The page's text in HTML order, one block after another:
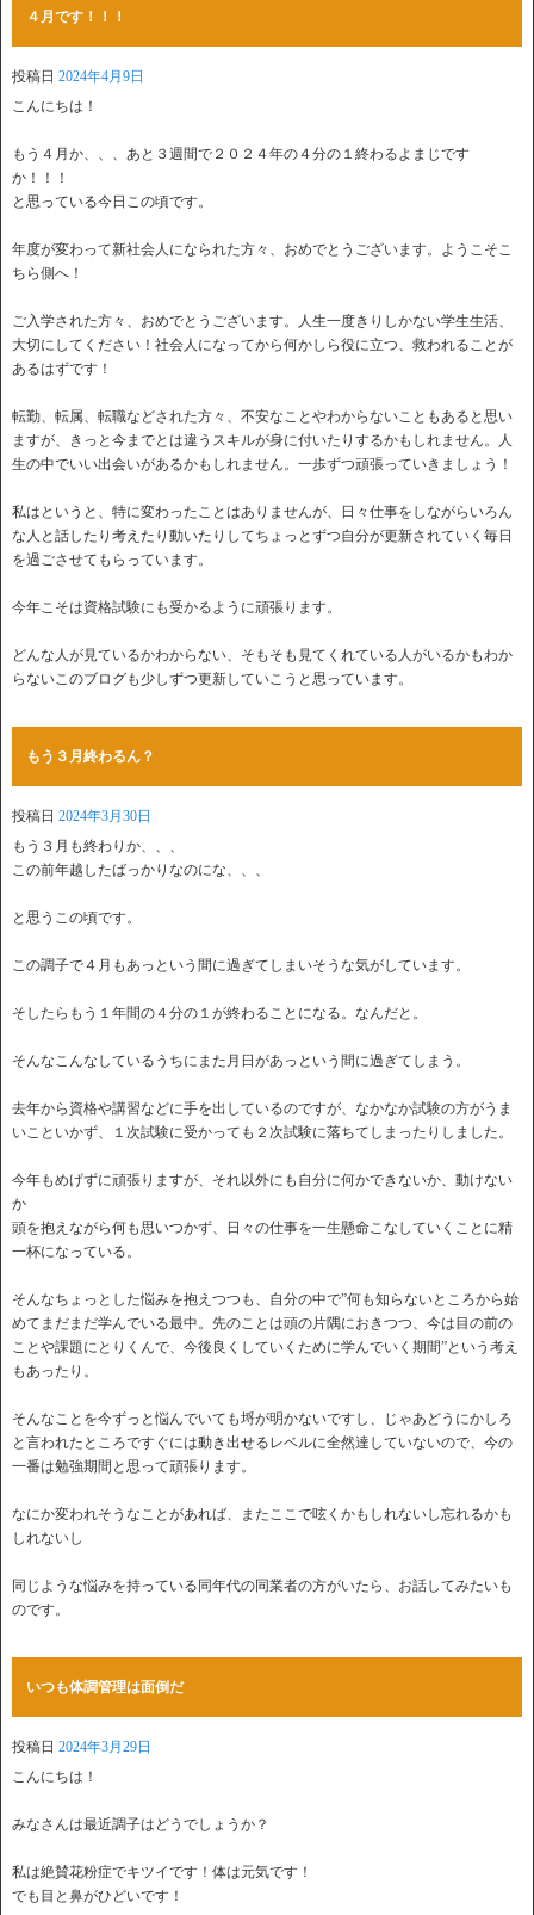
４月です！！！
投稿日 2024年4月9日
こんにちは！
もう４月か、、、あと３週間で２０２４年の４分の１終わるよまじです
か！！！
と思っている今日この頃です。
年度が変わって新社会人になられた方々、おめでとうございます。ようこそこ
ちら側へ！
ご入学された方々、おめでとうございます。人生一度きりしかない学生生活、
大切にしてください！社会人になってから何かしら役に立つ、救われることが
あるはずです！
転勤、転属、転職などされた方々、不安なことやわからないこともあると思い
ますが、きっと今までとは違うスキルが身に付いたりするかもしれません。人
生の中でいい出会いがあるかもしれません。一歩ずつ頑張っていきましょう！
私はというと、特に変わったことはありませんが、日々仕事をしながらいろん
な人と話したり考えたり動いたりしてちょっとずつ自分が更新されていく毎日
を過ごさせてもらっています。
今年こそは資格試験にも受かるように頑張ります。
どんな人が見ているかわからない、そもそも見てくれている人がいるかもわか
らないこのブログも少しずつ更新していこうと思っています。
もう３月終わるん？
投稿日 2024年3月30日
もう３月も終わりか、、、
この前年越したばっかりなのにな、、、
と思うこの頃です。
この調子で４月もあっという間に過ぎてしまいそうな気がしています。
そしたらもう１年間の４分の１が終わることになる。なんだと。
そんなこんなしているうちにまた月日があっという間に過ぎてしまう。
去年から資格や講習などに手を出しているのですが、なかなか試験の方がうま
いこといかず、１次試験に受かっても２次試験に落ちてしまったりしました。
今年もめげずに頑張りますが、それ以外にも自分に何かできないか、動けない
か
頭を抱えながら何も思いつかず、日々の仕事を一生懸命こなしていくことに精
一杯になっている。
そんなちょっとした悩みを抱えつつも、自分の中で”何も知らないところから始
めてまだまだ学んでいる最中。先のことは頭の片隅におきつつ、今は目の前の
ことや課題にとりくんで、今後良くしていくために学んでいく期間”という考え
もあったり。
そんなことを今ずっと悩んでいても埒が明かないですし、じゃあどうにかしろ
と言われたところですぐには動き出せるレベルに全然達していないので、今の
一番は勉強期間と思って頑張ります。
なにか変われそうなことがあれば、またここで呟くかもしれないし忘れるかも
しれないし
同じような悩みを持っている同年代の同業者の方がいたら、お話してみたいも
のです。
いつも体調管理は面倒だ
投稿日 2024年3月29日
こんにちは！
みなさんは最近調子はどうでしょうか？
私は絶賛花粉症でキツイです！体は元気です！
でも目と鼻がひどいです！